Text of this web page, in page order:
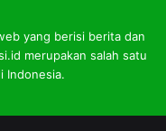
yang berisi berita dan
merupakan salah satu
Indonesia.